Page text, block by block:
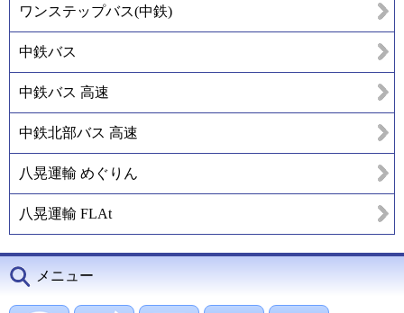
ワンステップバス(中鉄)
中鉄バス
中鉄バス 高速
中鉄北部バス 高速
八晃運輸 めぐりん
八晃運輸 FLAt
メニュー